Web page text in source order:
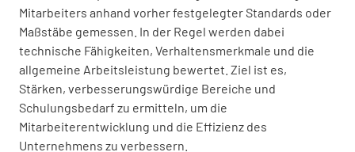
Mitarbeiters anhand vorher festgelegter Standards oder
Maßstäbe gemessen. In der Regel werden dabei
technische Fähigkeiten, Verhaltensmerkmale und die
allgemeine Arbeitsleistung bewertet. Ziel ist es,
Stärken, verbesserungswürdige Bereiche und
Schulungsbedarf zu ermitteln, um die
Mitarbeiterentwicklung und die Effizienz des
Unternehmens zu verbessern.